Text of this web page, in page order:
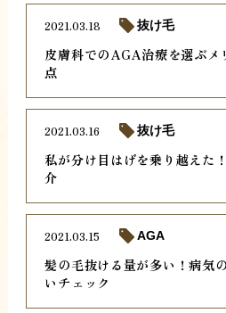
皮膚科でのAGA治療を選ぶメ
点
2021.03.18 抜け毛
私が分け目はげを乗り越えた
介
2021.03.16 抜け毛
髪の毛抜ける量が多い！病気
いチェック
2021.03.15 AGA